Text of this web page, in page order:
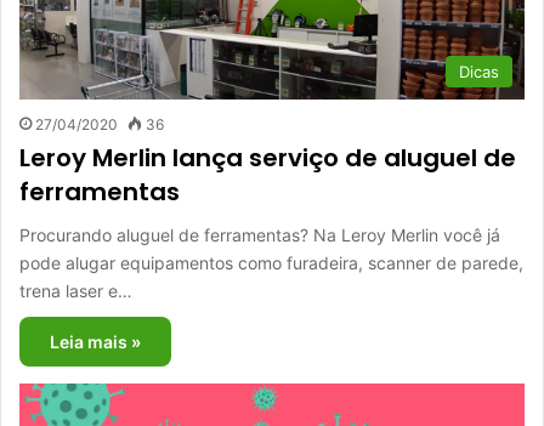
Dicas
27/04/2020 36
Leroy Merlin lança serviço de aluguel de
ferramentas
Procurando aluguel de ferramentas? Na Leroy Merlin você já
pode alugar equipamentos como furadeira, scanner de parede,
trena laser e…
Leia mais »